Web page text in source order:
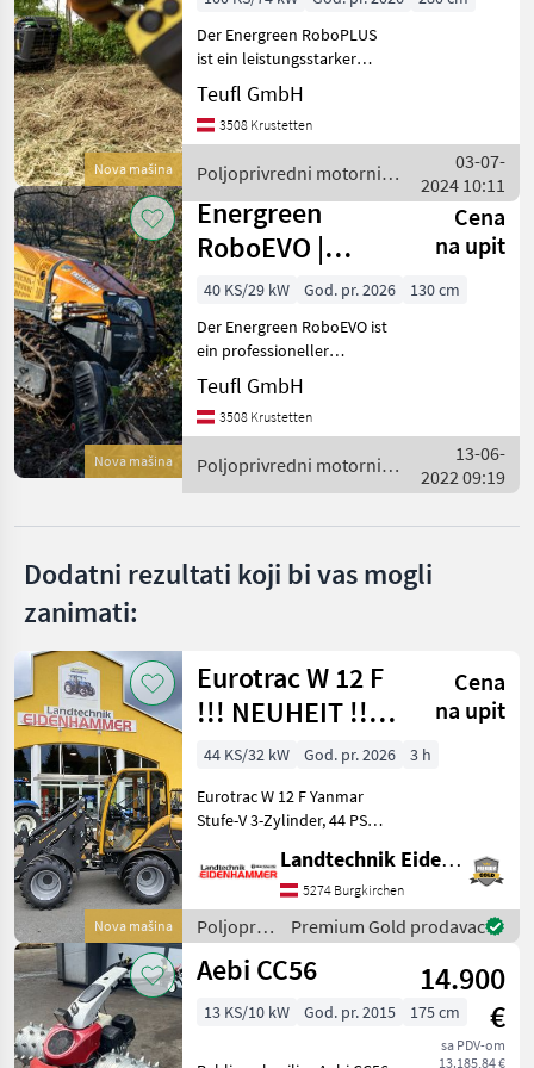
Energreen
Aebi
Reform
Rapid
Köppl
Brielmaier
Prikaži
sve
(42)
MARKETPLACE
Ponude
trgovaca
Nova mašina
Der Energreen RoboPLUS
ist ein leistungsstarker
funkferngesteuerter
Geräteträger für
professionelle Arbeiten in
Maschine wurde speziell für
ans
Teufl GmbH
3508 Krustetten
Poljoprivredni motorni
strojevi / Energreen
03-07-
2024 10:11
Nova mašina
Energreen
RoboEVO |
Ferngesteuerter
Geräteträger
Cena
na upit
40 KS/29 kW God. pr. 2026
130 cm
Der Energreen RoboEVO ist
ein professioneller
funkferngesteuerter
Geräteträger für
anspruchsvolle Einsätze in
schwer zugänglichem
Gelände. O
Teufl GmbH
3508 Krustetten
Poljoprivredni motorni
strojevi / Energreen
13-06-
2022 09:19
Dodatni rezultati koji bi vas mogli
zanimati:
Nova mašina
Eurotrac W 12 F
!!! NEUHEIT !!!
Prompt
Cena
na upit
44 KS/32 kW God. pr. 2026
3 h
Eurotrac W 12 F Yanmar
Stufe-V 3-Zylinder, 44 PS
Eigengewicht 2620 kg
Hubhöhe 290 cm Bauhöhe
233 cm Radladerbreite 150
cm Joystick-Steue
Landtechnik Eidenhammer GmbH
5274 Burgkirchen
Poljoprivredni
motorni
strojevi /
Premium Gold prodavac
Aebi CC56
14.900
€
sa PDV-om
13.185,84 €
13 KS/10 kW God. pr. 2015 175 cm